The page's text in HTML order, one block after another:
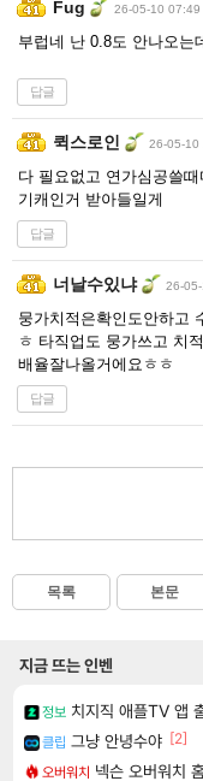
Fug 26-05-10 07:49
부럽네 난 0.8도 안나오는
답글
퀵스로인 26-05-10
다 필요없고 연가심공쓸
기캐인거 받아들일게
답글
너날수있냐 26-
뭉가치적은확인도안하고
ㅎ 타직업도 뭉가쓰고 치
배율잘나올거에요ㅎㅎ
답글
목록 본문
지금 뜨는 인벤
정보 치지직 애플TV 앱
클립 그냥 안녕수야 [2]
오버워치 넥슨 오버워치